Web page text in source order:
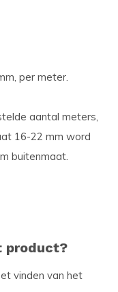
per meter.
aantal meters,
16-22 mm word
buitenmaat.
product?
vinden van het